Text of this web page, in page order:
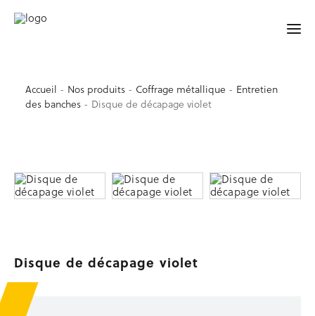
ACCUEIL
Garde-corps de sécurité
Accessoires de sécurité
Sécurité au sol
Occasion sécurité
TRAVAIL EN HAUTEUR
Accueil - Nos produits - Coffrage métallique - Entretien
des banches - Disque de décapage violet
Disque de décapage violet